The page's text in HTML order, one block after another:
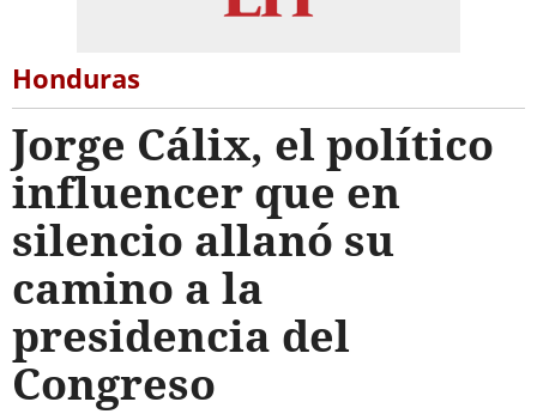
Honduras
Jorge Cálix, el político
influencer que en
silencio allanó su
camino a la
presidencia del
Congreso